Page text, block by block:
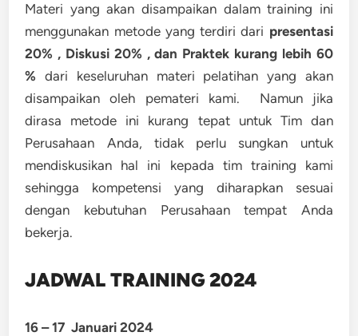
Materi yang akan disampaikan dalam training ini
menggunakan metode yang terdiri dari presentasi
20% , Diskusi 20% , dan Praktek kurang lebih 60
% dari keseluruhan materi pelatihan yang akan
disampaikan oleh pemateri kami. Namun jika
dirasa metode ini kurang tepat untuk Tim dan
Perusahaan Anda, tidak perlu sungkan untuk
mendiskusikan hal ini kepada tim training kami
sehingga kompetensi yang diharapkan sesuai
dengan kebutuhan Perusahaan tempat Anda
bekerja.
JADWAL TRAINING 2024
16 – 17 Januari 2024